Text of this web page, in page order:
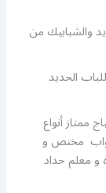
والشبابيك من
الحديد
أنواع
مختص و
معلم حداد